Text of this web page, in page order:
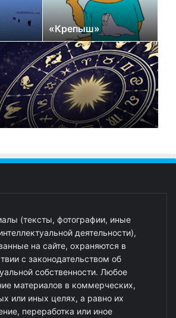
«Крепыш»
(тексты, фотографии, иные
деятельности),
на сайте, охраняются в
с законодательством об
собственности. Любое
материалов в коммерческих,
или иных целях, а равно их
переработка или иное